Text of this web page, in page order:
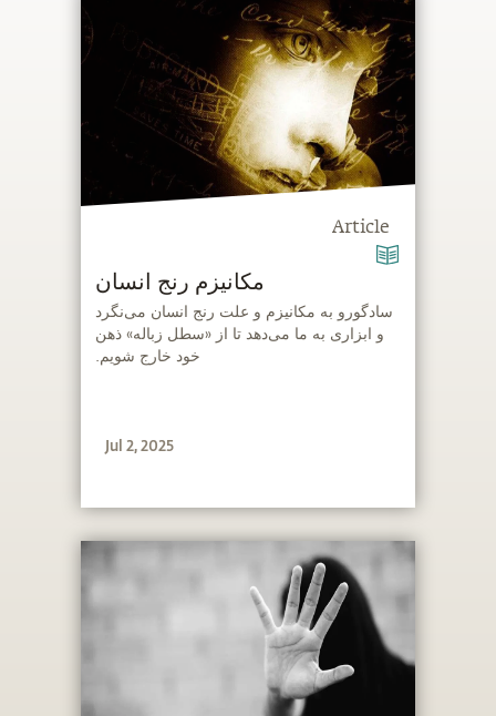
Article
مکانیزم رنج انسان
‫سادگورو به مکانیزم و علت رنج انسان می‌نگرد
و ابزاری به ما می‌دهد تا از «سطل زباله‌» ذهن
خود خارج شویم.
Jul 2, 2025